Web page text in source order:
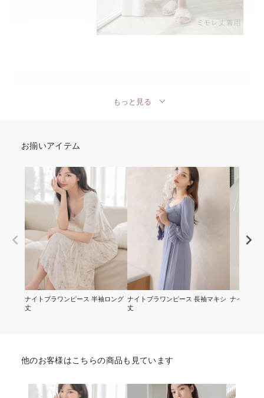
もっと見る
お揃いアイテム
ナイトブラワンピース 半袖ロング
丈
ナイトブラワンピース 長袖マキシ
丈
ナイトブラ
他のお客様はこちらの商品も見ています